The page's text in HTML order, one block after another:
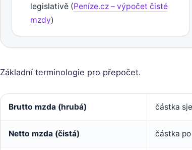
legislativě (Peníze.cz – výpočet čisté
mzdy)
Základní terminologie pro přepočet.
Brutto mzda (hrubá) částka
Netto mzda (čistá) částka